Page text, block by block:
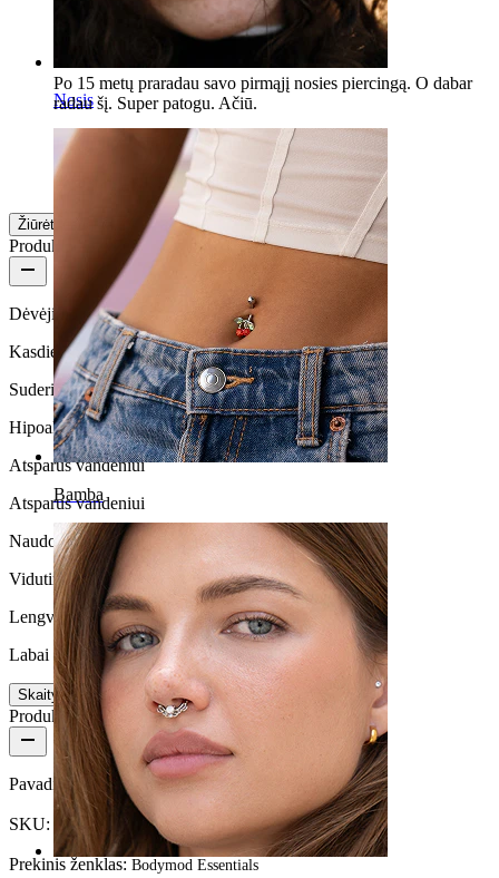
Nosis
Bamba
Po 15 metų praradau savo pirmąjį nosies piercingą. O dabar
radau šį. Super patogu. Ačiū.
Jacqueline Patikrintas pirkinys
Išversta su AI Rodyti originalą
Žiūrėti daugiau
Produkto kokybė
Dėvėjimo dažnumas
Kasdienio naudojimo
Suderinamumas su oda
Hipoalerginis
Atsparus vandeniui
Atsparus vandeniui
Naudojimo trukmė
Vidutinio patvarimo
Lengva naudoti
Labai lengvas
Skaityti daugiau
Produkto informacija
Pavadinimas:Įvairių spalvų auskaras į nosį iš PTFE
SKU: Nose-5
Prekinis ženklas: Bodymod Essentials